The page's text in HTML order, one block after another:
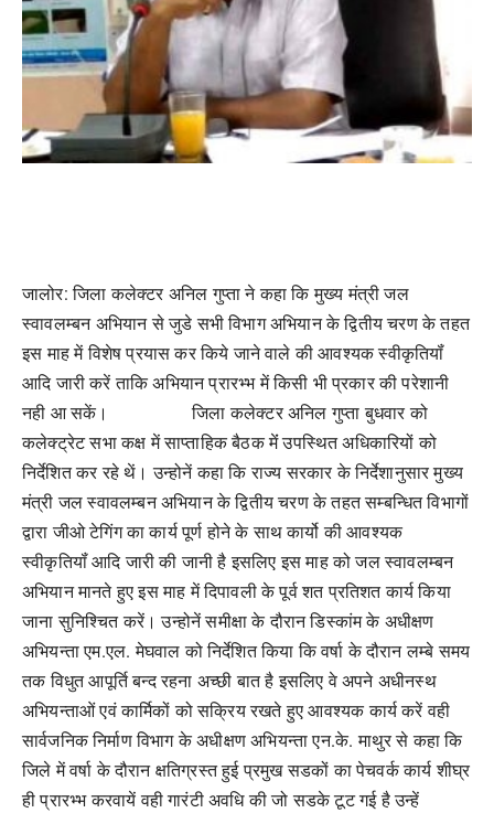
जालोर:जिला कलेक्टर अनिल गुप्ता ने कहा कि मुख्य मंत्री जल
स्वावलम्बन अभियान से जुडे सभी विभाग अभियान के द्वितीय चरण के तहत
इस माह में विशेष प्रयास कर किये जाने वाले की आवश्यक स्वीकृतियॉं
आदि जारी करें ताकि अभियान प्रारभ्भ में किसी भी प्रकार की परेशानी
नही आ सकें।
जिला कलेक्टर अनिल गुप्ता बुधवार को
कलेक्ट्रेट सभा कक्ष में साप्ताहिक बैठक मेंं उपस्थित अधिकारियों को
निर्देशित कर रहे थें। उन्होनें कहा कि राज्य सरकार के निर्देशानुसार मुख्य
मंत्री जल स्वावलम्बन अभियान के द्वितीय चरण के तहत सम्बन्धित विभागों
द्वारा जीओ टेगिंग का कार्य पूर्ण होने के साथ कार्यो की आवश्यक
स्वीकृतियॉं आदि जारी की जानी है इसलिए इस माह को जल स्वावलम्बन
अभियान मानते हुए इस माह में दिपावली के पूर्व शत प्रतिशत कार्य किया
जाना सुनिश्चित करें। उन्होनें समीक्षा के दौरान डिस्कांम के अधीक्षण
अभियन्ता एम.एल. मेघवाल को निर्देशित किया कि वर्षा के दौरान लम्बे समय
तक विधुत आपूर्ति बन्द रहना अच्छी बात है इसलिए वे अपने अधीनस्थ
अभियन्ताओं एवं कार्मिकों को सक्रिय रखते हुए आवश्यक कार्य करें वही
सार्वजनिक निर्माण विभाग के अधीक्षण अभियन्ता एन.के. माथुर से कहा कि
जिले में वर्षा के दौरान क्षतिग्रस्त हुई प्रमुख सडकों का पेचवर्क कार्य शीघ्र
ही प्रारभ्भ करवायें वही गारंटी अवधि की जो सडके टूट गई है उन्हें